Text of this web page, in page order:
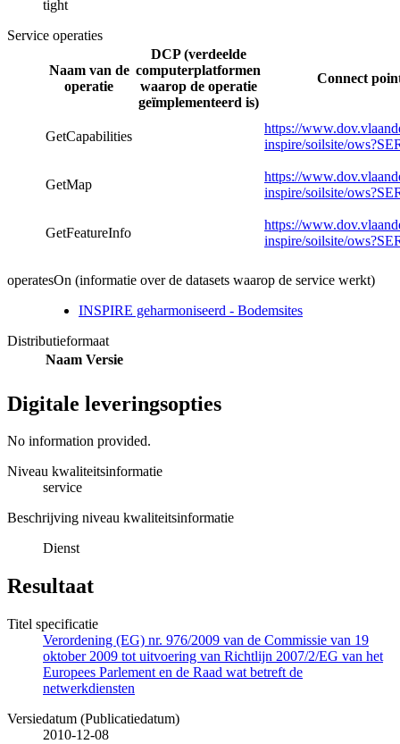
tight
Service operaties
Naam van de
operatie
DCP (verdeelde
computerplatformen
waarop de operatie
geïmplementeerd is)
Connect
GetCapabilities
https://
inspire/soilsite/
GetMap
https://
inspire/soilsite/
GetFeatureInfo
https://
inspire/soilsite/
operatesOn (informatie over de datasets waarop de service werkt)
INSPIRE geharmoniseerd - Bodemsites
Distributieformaat
Naam Versie
Digitale leveringsopties
No information provided.
Niveau kwaliteitsinformatie
service
Beschrijving niveau kwaliteitsinformatie
Dienst
Resultaat
Titel specificatie
Verordening (EG) nr. 976/2009 van de Commissie van 19
oktober 2009 tot uitvoering van Richtlijn 2007/2/EG van het
Europees Parlement en de Raad wat betreft de
netwerkdiensten
Versiedatum (Publicatiedatum)
2010-12-08